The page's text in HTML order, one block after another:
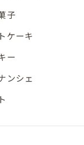
子
ケーキ
ー
ンシェ